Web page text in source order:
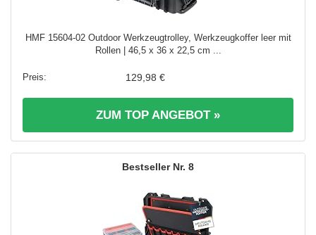
HMF 15604-02 Outdoor Werkzeugtrolley, Werkzeugkoffer leer mit
Rollen | 46,5 x 36 x 22,5 cm ...
129,98 €
ZUM TOP ANGEBOT »
8